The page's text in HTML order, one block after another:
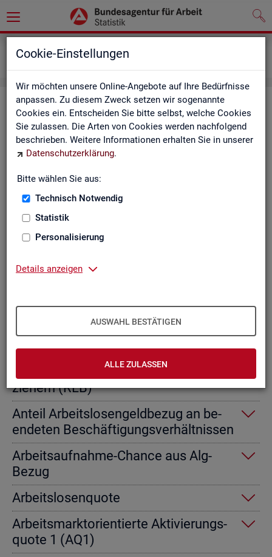
Cookie-Einstellungen
Wir möchten unsere Online-Angebote auf Ihre Bedürfnisse
anpassen. Zu diesem Zweck setzen wir sogenannte
Cookies ein. Entscheiden Sie bitte selbst, welche Cookies
Sie zulassen. Die Arten von Cookies werden nachfolgend
beschrieben. Weitere Informationen erhalten Sie in unserer
Datenschutzerklärung.
Bitte wählen Sie aus:
Technisch Notwendig
Statistik
Personalisierung
Details anzeigen
AUSWAHL BESTÄTIGEN
ALLE ZULASSEN
Kenn­zah­len­steck­brie­fe
Die Steck­brie­fe in­for­mie­ren über De­fi­ni­ti­on, Aus­sa­ge­kraft, Be­
rech­nung und Da­ten­quel­len der Kenn­zah­len, die in der Sta­tis­
tik der Bun­des­agen­tur für Ar­beit vor­kom­men.
Ab­gangs­ra­te
Ab­gangs­ra­te Ar­beits­lo­se
Ab­gangs­ra­te er­werbs­fä­hi­ge Leis­
tungs­be­rech­tig­te
Leis­tungs­be­rech­tig­te
Ab­gangs­ra­te von Ar­beits­lo­sen­geld­
emp­fän­gern
Ab­gangs­ra­te von Re­gel­leis­tungs­be­
zie­hern (RLB)
An­teil Ar­beits­lo­sen­geld­be­zug an be­
en­de­ten Be­schäf­ti­gungs­ver­hält­nis­sen
Ar­beits­auf­nah­me-Chan­ce aus Alg-
Bezug
Ar­beits­lo­sen­quo­te
Ar­beits­markt­ori­en­tier­te Ak­ti­vie­rungs­
quo­te 1 (AQ1)